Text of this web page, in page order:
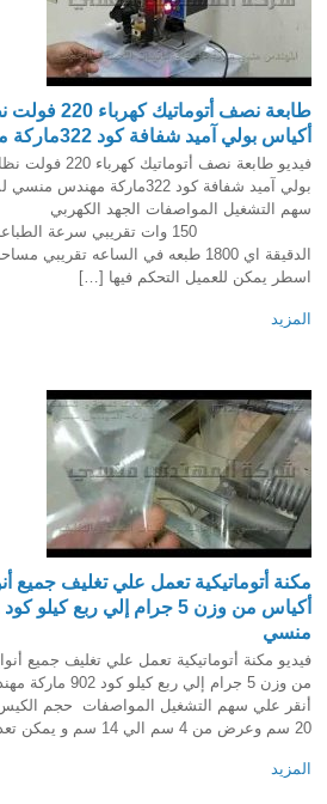
طابعة نصف
أكياس بولي آميد شفافة كود 322ماركة مهندس منسي
فيديو طابعة نصف
بولي آميد شفافة كود 322ماركة
الدقيقة اي 1800 طبعه في
اسطر يمكن للعميل التحكم فيها […]
المزيد
مكنة أتوماتيكية تعمل علي تغليف جميع
منسي
فيديو مكنة أتوماتيكية تعمل علي تغليف جميع
من وزن 5 جرام إلي
20 سم وعرض من 4 سم الي 14 سم و يمكن تعديل طول الكيس و […]
المزيد